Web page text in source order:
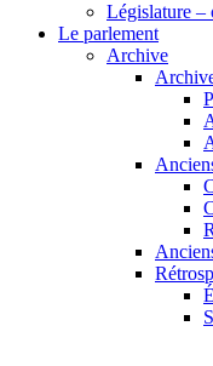
Législature –
Le parlement
Archive